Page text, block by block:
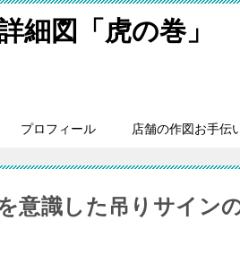
細図「虎の巻」
プロフィール 店舗の作図お手伝
意識した吊りサイン